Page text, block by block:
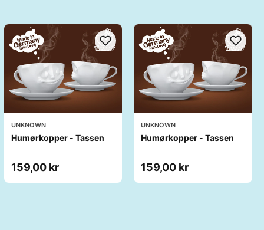
UNKNOWN
Humørkopper - Tassen
159,00 kr
UNKNOWN
Humørkopper - Tassen
159,00 kr